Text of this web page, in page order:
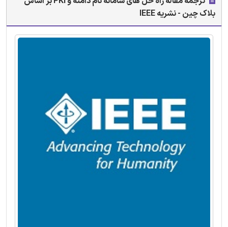
بلاک چین - نشریه IEEE